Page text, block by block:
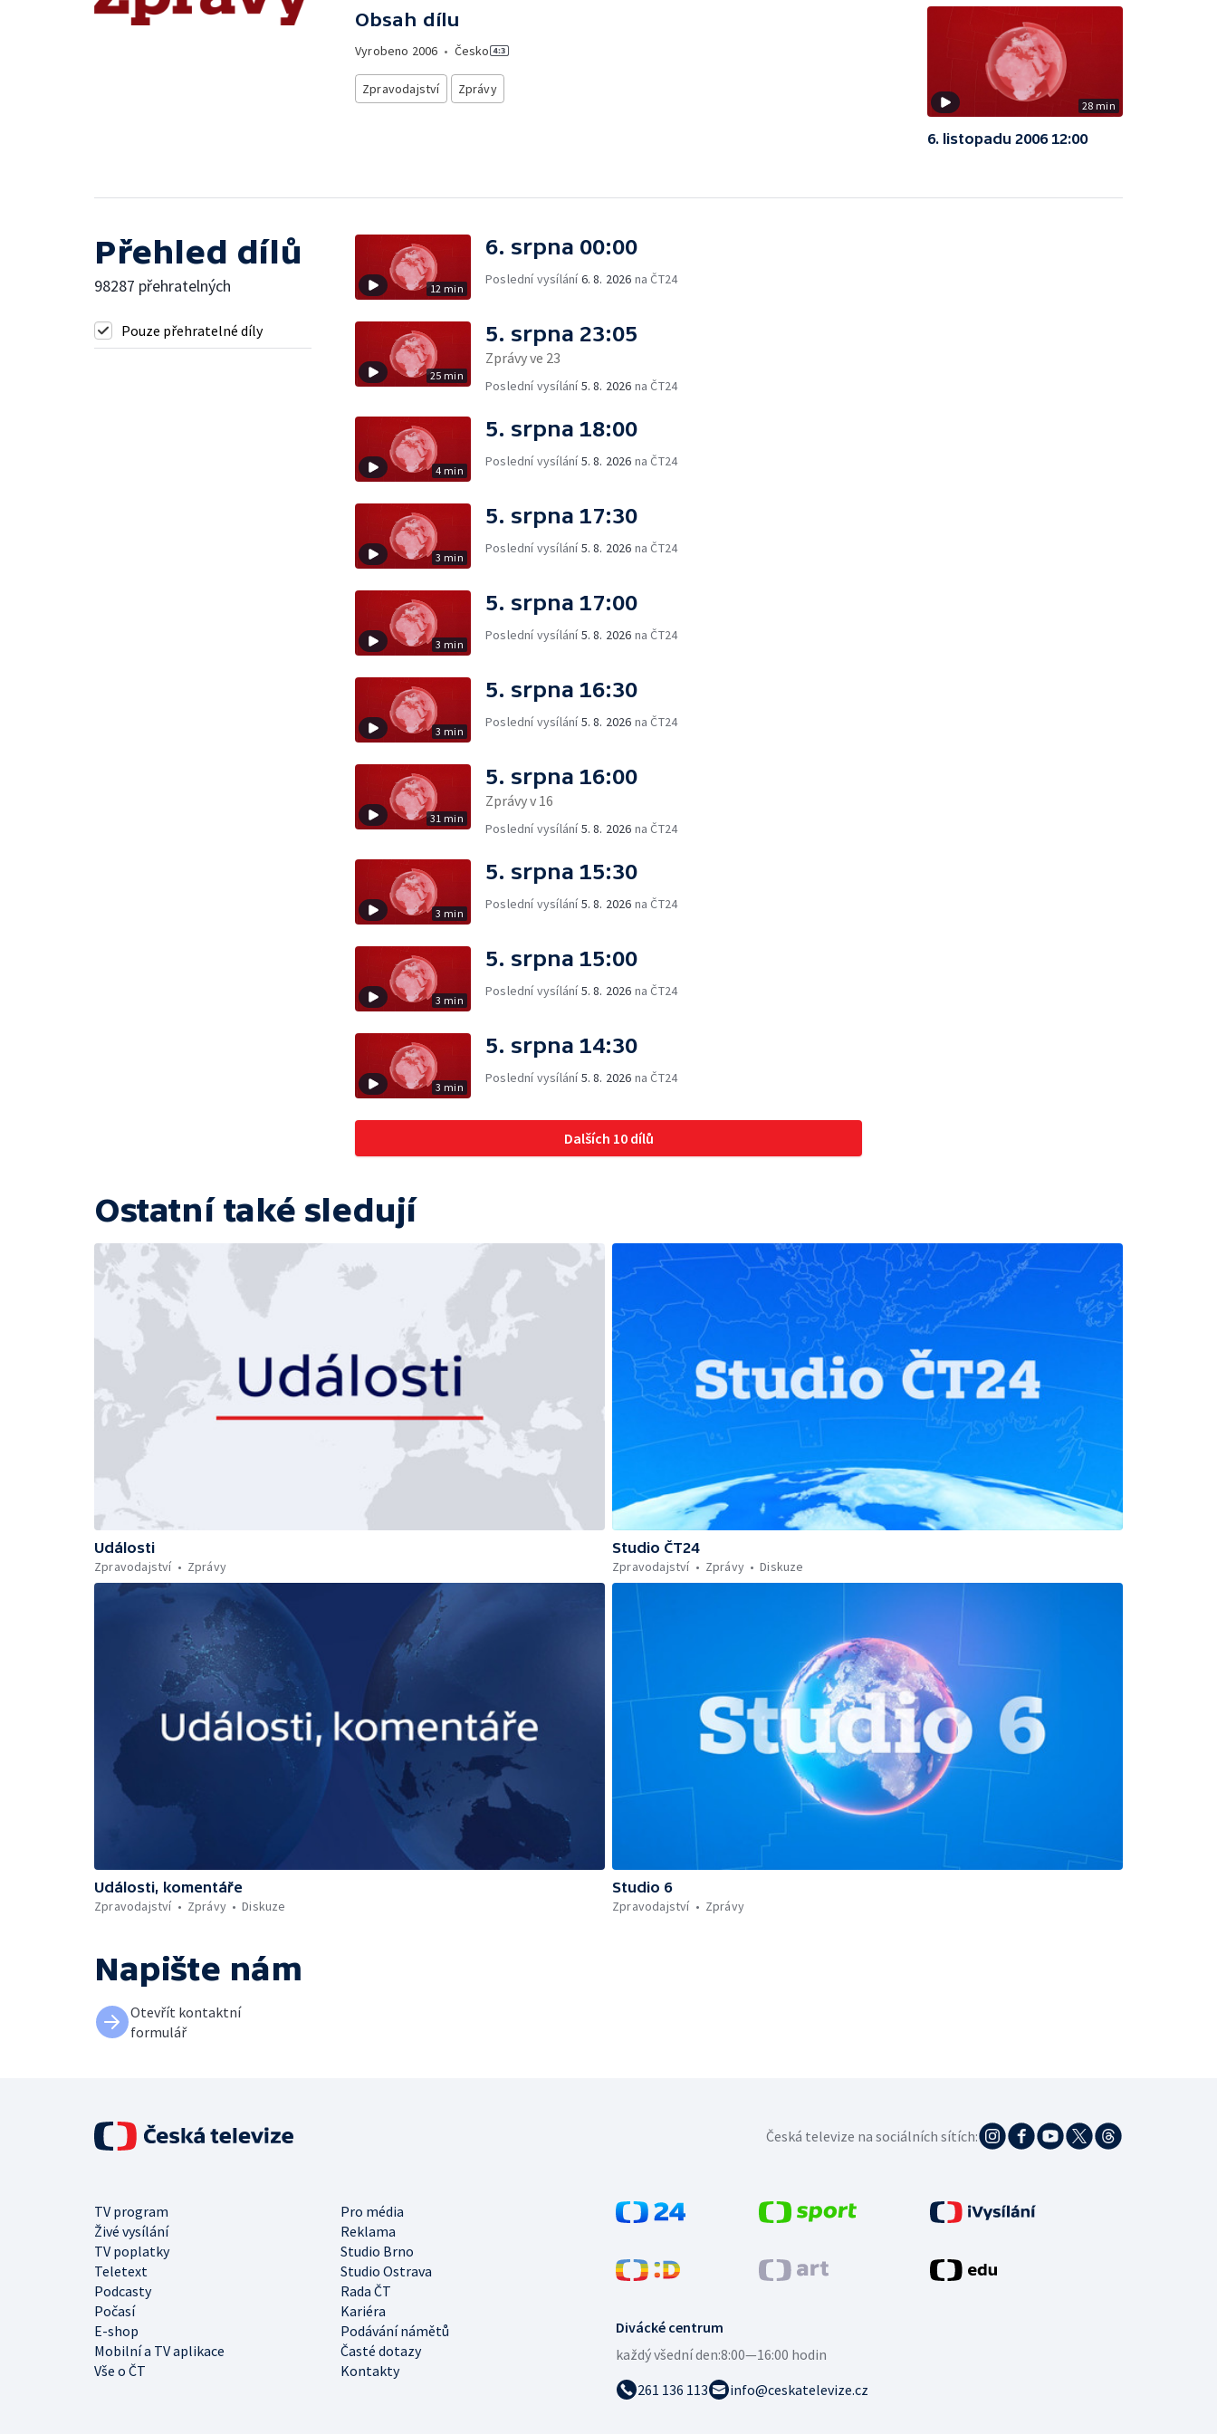
Obsah dílu
Vyrobeno 2006 • Česko
Zpravodajství Zprávy
28 min
6. listopadu 2006 12:00
Přehled dílů
98287 přehratelných
Pouze přehratelné díly
12 min
6. srpna 00:00
Poslední vysílání6. 8. 2026 na ČT24
25 min
5. srpna 23:05
Zprávy ve 23
Poslední vysílání5. 8. 2026 na ČT24
4 min
5. srpna 18:00
Poslední vysílání5. 8. 2026 na ČT24
3 min
5. srpna 17:30
Poslední vysílání5. 8. 2026 na ČT24
3 min
5. srpna 17:00
Poslední vysílání5. 8. 2026 na ČT24
3 min
5. srpna 16:30
Poslední vysílání5. 8. 2026 na ČT24
31 min
5. srpna 16:00
Zprávy v 16
Poslední vysílání5. 8. 2026 na ČT24
3 min
5. srpna 15:30
Poslední vysílání5. 8. 2026 na ČT24
3 min
5. srpna 15:00
Poslední vysílání5. 8. 2026 na ČT24
3 min
5. srpna 14:30
Poslední vysílání5. 8. 2026 na ČT24
Dalších 10 dílů
Ostatní také sledují
Události
Zpravodajství
Zprávy
Studio ČT24
Zpravodajství
Zprávy Diskuze
Události, komentáře
Zpravodajství
Zprávy Diskuze
Studio 6
Zpravodajství
Zprávy
Napište nám
Otevřít kontaktní
formulář
Divácké centrum
každý všední den:8:00—16:00 hodin
261 136 113
info@ceskatelevize.cz
TV program
Pro média
Živé vysílání
Reklama
TV poplatky
Studio Brno
Teletext
Studio Ostrava
Podcasty
Rada ČT
Počasí
Kariéra
E-shop
Podávání námětů
Mobilní a TV aplikace
Časté dotazy
Vše o ČT
Kontakty
Česká televize na sociálních sítích: